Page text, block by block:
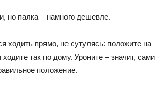
но палка – намного дешевле.
ходить прямо, не сутулясь: положите на
так по дому. Уроните – значит, сами
положение.